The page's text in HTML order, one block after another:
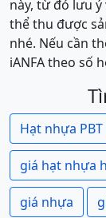
này, từ đó lưu
thể thu được
nhé. Nếu cần
iANFA theo số
Hạt nhựa PBT
giá hạt nhựa
giá nhựa